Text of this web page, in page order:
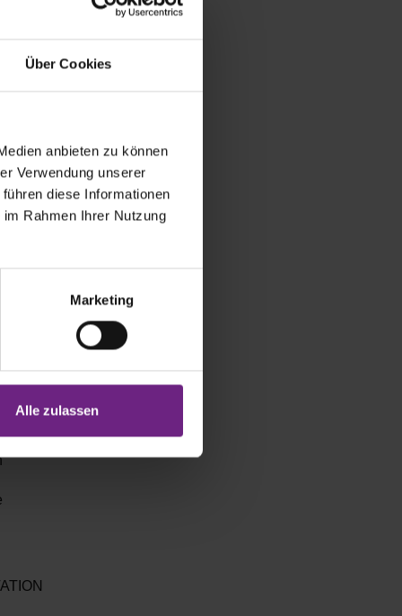
Über Cookies
anbieten zu können
Verwendung unserer
diese Informationen
Rahmen Ihrer Nutzung
Marketing
Alle zulassen
Kia,
ihre
werden
IAA